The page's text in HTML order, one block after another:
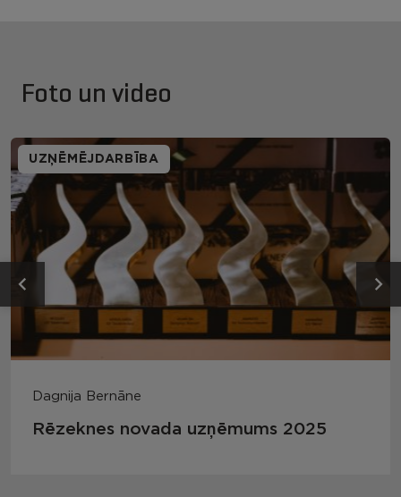
Foto un video
UZŅĒMĒJDARBĪBA
Dagnija Bernāne
Rēzeknes novada uzņēmums 2025